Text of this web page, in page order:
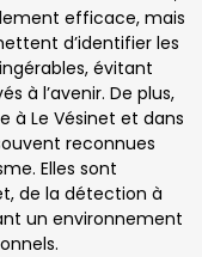
efficace, mais
d’identifier les
évitant
à l’avenir. De plus,
à Le Vésinet et dans
reconnues
Elles sont
de la détection à
un environnement